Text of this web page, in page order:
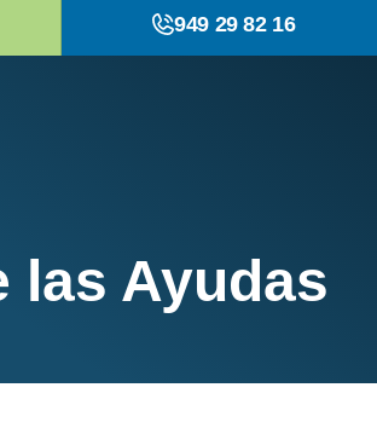
949 29 82 16
las Ayudas